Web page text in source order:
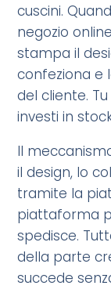
cuscini.
negozio
stampa il
confeziona e
del cliente.
investi in
Il
il design, lo
tramite la
piattaforma
spedisce.
della parte
succede